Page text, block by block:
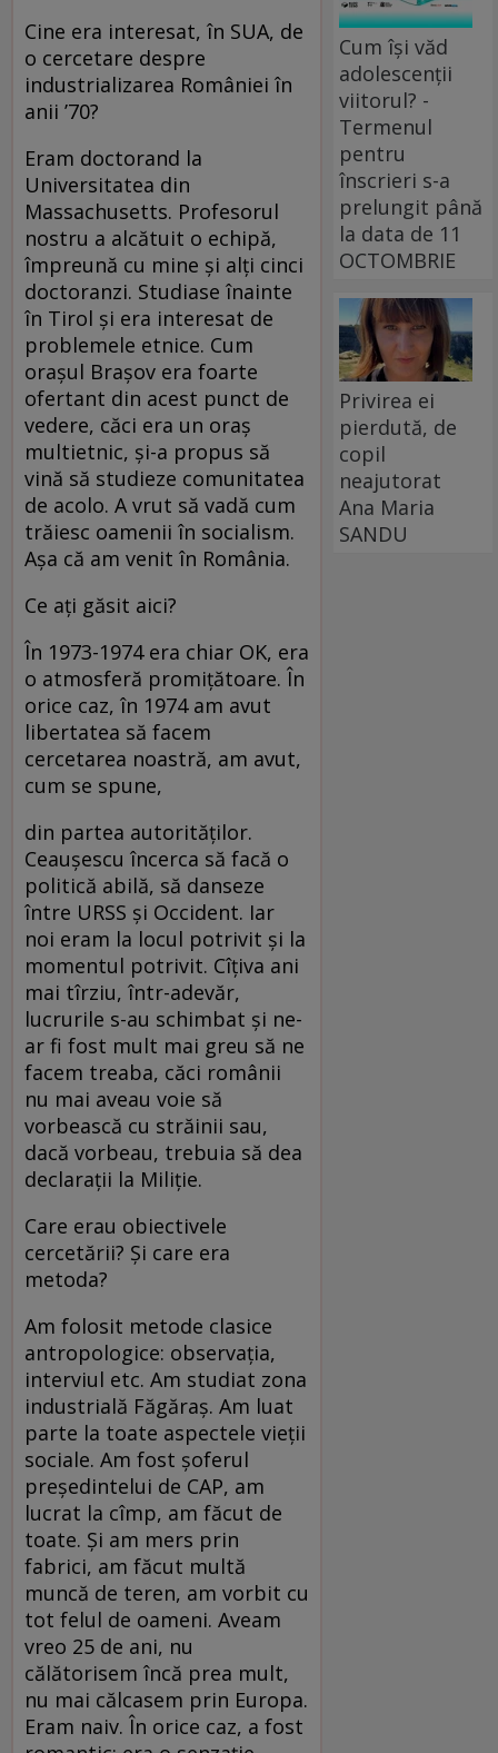
Cine era interesat, în SUA, de
o cercetare despre
industrializarea României în
anii ’70?
Eram doctorand la
Universitatea din
Massachusetts. Profesorul
nostru a alcătuit o echipă,
împreună cu mine şi alţi cinci
doctoranzi. Studiase înainte
în Tirol şi era interesat de
problemele etnice. Cum
oraşul Braşov era foarte
ofertant din acest punct de
vedere, căci era un oraş
multietnic, şi-a propus să
vină să studieze comunitatea
de acolo. A vrut să vadă cum
trăiesc oamenii în socialism.
Aşa că am venit în România.
Ce aţi găsit aici?
În 1973-1974 era chiar OK, era
o atmosferă promiţătoare. În
orice caz, în 1974 am avut
libertatea să facem
cercetarea noastră, am avut,
cum se spune,
din partea autorităţilor.
Ceauşescu încerca să facă o
politică abilă, să danseze
între URSS şi Occident. Iar
noi eram la locul potrivit şi la
momentul potrivit. Cîţiva ani
mai tîrziu, într-adevăr,
lucrurile s-au schimbat şi ne-
ar fi fost mult mai greu să ne
facem treaba, căci românii
nu mai aveau voie să
vorbească cu străinii sau,
dacă vorbeau, trebuia să dea
declaraţii la Miliţie.
Care erau obiectivele
cercetării? Şi care era
metoda?
Am folosit metode clasice
antropologice: observaţia,
interviul etc. Am studiat zona
industrială Făgăraş. Am luat
parte la toate aspectele vieţii
sociale. Am fost şoferul
preşedintelui de CAP, am
lucrat la cîmp, am făcut de
toate. Şi am mers prin
fabrici, am făcut multă
muncă de teren, am vorbit cu
tot felul de oameni. Aveam
vreo 25 de ani, nu
călătorisem încă prea mult,
nu mai călcasem prin Europa.
Eram naiv. În orice caz, a fost
Cum își văd
adolescenții
viitorul? -
Termenul
pentru
înscrieri s-a
prelungit până
la data de 11
OCTOMBRIE
Privirea ei
pierdută, de
copil
neajutorat
Ana Maria
SANDU